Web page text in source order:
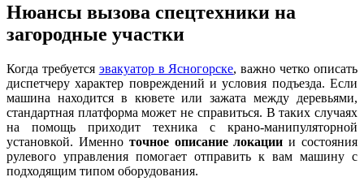
Нюансы вызова спецтехники на
загородные участки
Когда требуется эвакуатор в Ясногорске, важно четко описать
диспетчеру характер повреждений и условия подъезда. Если
машина находится в кювете или зажата между деревьями,
стандартная платформа может не справиться. В таких случаях
на помощь приходит техника с крано-манипуляторной
установкой. Именно точное описание локации и состояния
рулевого управления помогает отправить к вам машину с
подходящим типом оборудования.